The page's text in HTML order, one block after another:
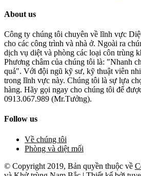
About us
Công ty chúng tôi chuyên về lĩnh vực
cho các công trình và nhà ở. Ngoài ra
dịch vụ diệt và phòng các loại côn trùng
Phương châm của chúng tôi là: "Nhanh
quả". Với đội ngũ kỹ sư, kỹ thuật viên
trong lĩnh vực này. Chúng tôi là sự lựa
hàng. Hãy gọi ngay cho chúng tôi để
0913.067.989 (Mr.Tưởng).
Follow us
Về chúng tôi
Phòng và diệt mối
© Copyright 2019, Bản quyền thuộc về